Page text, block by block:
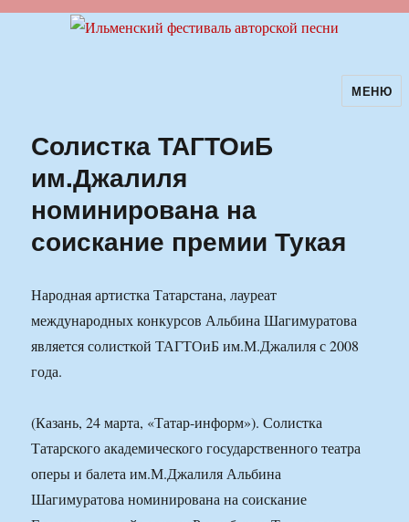
Ильменский фестиваль авторскойМЕНЮ
Солистка ТАГТОиБ
им.Джалиля
номинирована на
соискание премии Тукая
Народная артистка Татарстана, лауреат
международных конкурсов Альбина Шагимуратова
является солисткой ТАГТОиБ им.М.Джалиля с 2008
года.
(Казань, 24 марта, «Татар-информ»). Солистка
Татарского академического государственного театра
оперы и балета им.М.Джалиля Альбина
Шагимуратова номинирована на соискание